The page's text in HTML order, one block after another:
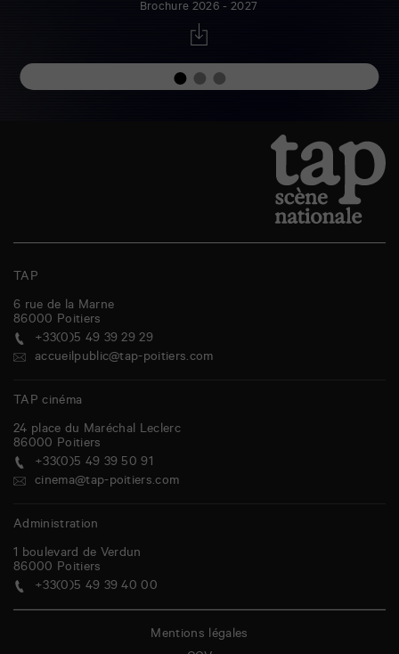
Brochure 2026 - 2027
TAP
6 rue de la Marne
86000 Poitiers
+33(0)5 49 39 29 29
accueilpublic@tap-poitiers.com
TAP cinéma
24 place du Maréchal Leclerc
86000 Poitiers
+33(0)5 49 39 50 91
cinema@tap-poitiers.com
Administration
1 boulevard de Verdun
86000 Poitiers
+33(0)5 49 39 40 00
Mentions légales